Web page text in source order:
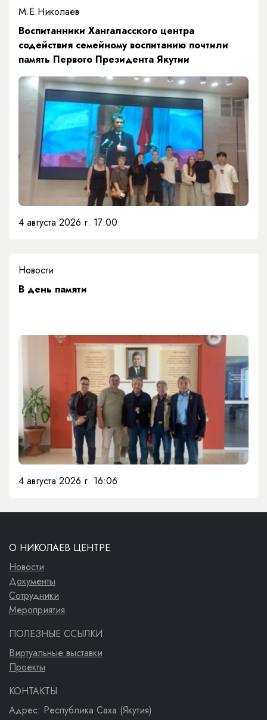
М.Е.Николаев
​Воспитанники Хангаласского центра
содействия семейному воспитанию почтили
память Первого Президента Якутии
4 августа 2026 г. 17:00
Новости
​В день памяти
4 августа 2026 г. 16:06
О НИКОЛАЕВ ЦЕНТРЕ
Новости
Документы
Сотрудники
Мероприятия
ПОЛЕЗНЫЕ ССЫЛКИ
Виртуальные выставки
Проекты
КОНТАКТЫ
Адрес: Республика Саха (Якутия)